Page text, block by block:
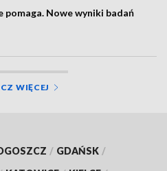
pomaga. Nowe wyniki badań
WIĘCEJ
/ GDAŃSK /